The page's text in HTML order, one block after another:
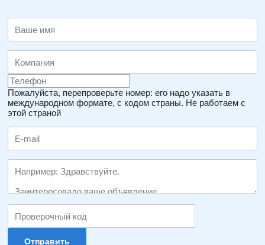
Пожалуйста, перепроверьте номер: его надо указать в
международном формате, с кодом страны. Не работаем с
этой страной